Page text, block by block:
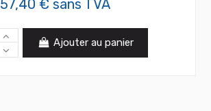
57,40 € sans TVA
Ajouter au panier